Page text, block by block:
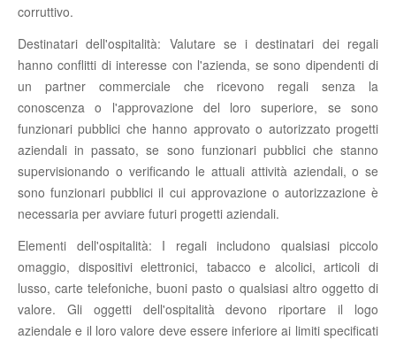
corruttivo.
Destinatari dell'ospitalità: Valutare se i destinatari dei regali
hanno conflitti di interesse con l'azienda, se sono dipendenti di
un partner commerciale che ricevono regali senza la
conoscenza o l'approvazione del loro superiore, se sono
funzionari pubblici che hanno approvato o autorizzato progetti
aziendali in passato, se sono funzionari pubblici che stanno
supervisionando o verificando le attuali attività aziendali, o se
sono funzionari pubblici il cui approvazione o autorizzazione è
necessaria per avviare futuri progetti aziendali.
Elementi dell'ospitalità: I regali includono qualsiasi piccolo
omaggio, dispositivi elettronici, tabacco e alcolici, articoli di
lusso, carte telefoniche, buoni pasto o qualsiasi altro oggetto di
valore. Gli oggetti dell'ospitalità devono riportare il logo
aziendale e il loro valore deve essere inferiore ai limiti specificati